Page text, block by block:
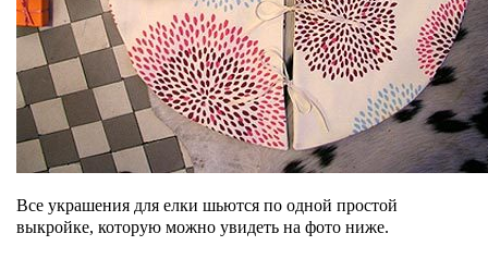
Все украшения для елки шьются по одной простой
выкройке, которую можно увидеть на фото ниже.